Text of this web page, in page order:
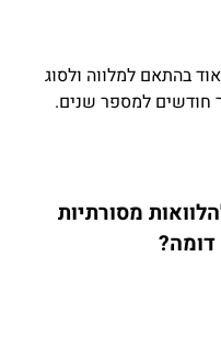
בהתאם למלווה ולסוג
חודשים למספר שנים.
מסורתיות